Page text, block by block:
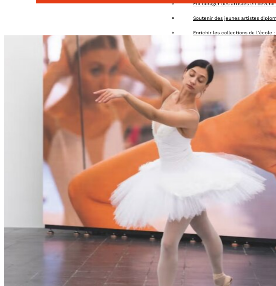
Encourager des artistes en
Soutenir des jeunes artistes
Enrichir les collections de l’école
Organiser la soirée de gala
Offrir des aides à la production &
Apporter un soutien aux actions de
Agenda
Adhérer
Contact
Connexion